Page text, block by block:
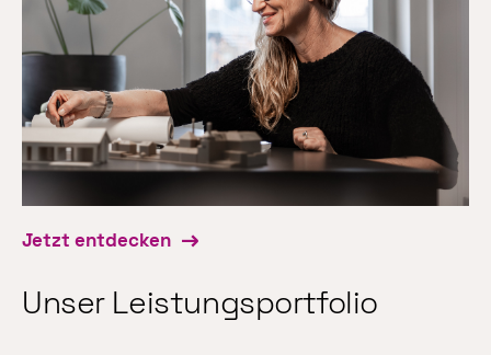
Jetzt entdecken
Unser Leistungsportfolio